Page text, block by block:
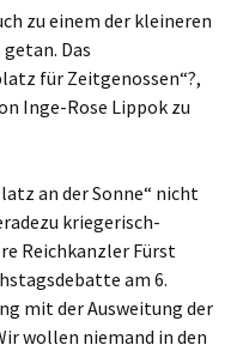
zu einem der kleineren
Das
für Zeitgenossen“?,
Inge-Rose Lippok zu
an der Sonne“ nicht
kriegerisch-
Reichkanzler Fürst
am 6.
mit der Ausweitung der
wollen niemand in den